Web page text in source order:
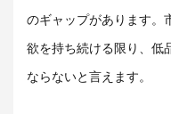
のギャップがあります。
欲を持ち続ける限り、低
ならないと言えます。